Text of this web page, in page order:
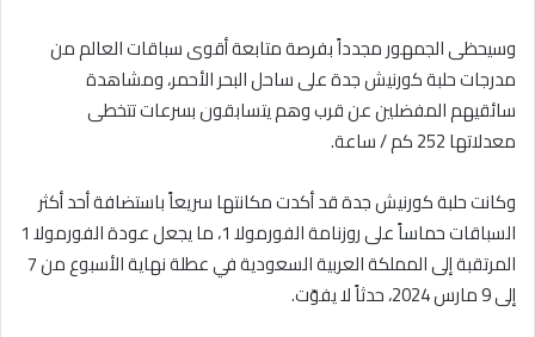
وسيحظى الجمهور مجدداً بفرصة متابعة أقوى سباقات العالم من
مدرجات حلبة كورنيش جدة على ساحل البحر الأحمر، ومشاهدة
سائقيهم المفضلين عن قرب وهم يتسابقون بسرعات تتخطى
معدلاتها 252 كم / ساعة.
وكانت حلبة كورنيش جدة قد أكدت مكانتها سريعاً باستضافة أحد أكثر
السباقات حماساً على روزنامة الفورمولا 1، ما يجعل عودة الفورمولا 1
المرتقبة إلى المملكة العربية السعودية في عطلة نهاية الأسبوع من 7
إلى 9 مارس 2024، حدثاً لا يفوّت.